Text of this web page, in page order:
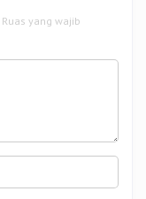
Ruas yang wajib